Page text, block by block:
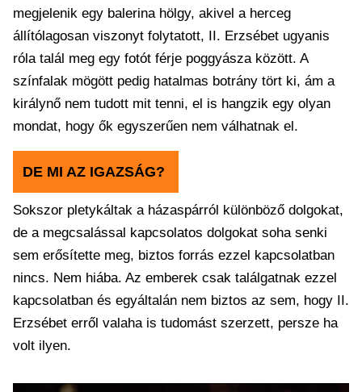
megjelenik egy balerina hölgy, akivel a herceg
állítólagosan viszonyt folytatott, II. Erzsébet ugyanis
róla talál meg egy fotót férje poggyásza között. A
színfalak mögött pedig hatalmas botrány tört ki, ám a
királynő nem tudott mit tenni, el is hangzik egy olyan
mondat, hogy ők egyszerűen nem válhatnak el.
DE MI AZ IGAZSÁG?
Sokszor pletykáltak a házaspárról különböző dolgokat,
de a megcsalással kapcsolatos dolgokat soha senki
sem erősítette meg, biztos forrás ezzel kapcsolatban
nincs. Nem hiába. Az emberek csak találgatnak ezzel
kapcsolatban és egyáltalán nem biztos az sem, hogy II.
Erzsébet erről valaha is tudomást szerzett, persze ha
volt ilyen.